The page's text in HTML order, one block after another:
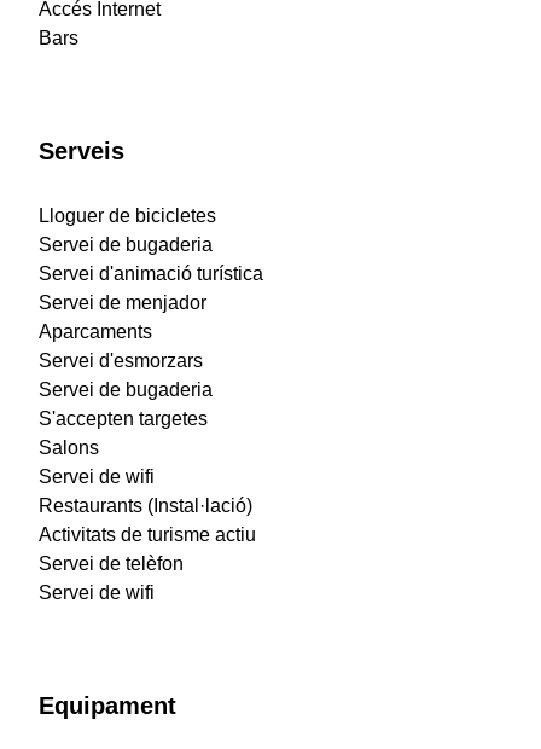
Accés Internet
Bars
Serveis
Lloguer de bicicletes
Servei de bugaderia
Servei d'animació turística
Servei de menjador
Aparcaments
Servei d'esmorzars
Servei de bugaderia
S'accepten targetes
Salons
Servei de wifi
Restaurants (Instal·lació)
Activitats de turisme actiu
Servei de telèfon
Servei de wifi
Equipament